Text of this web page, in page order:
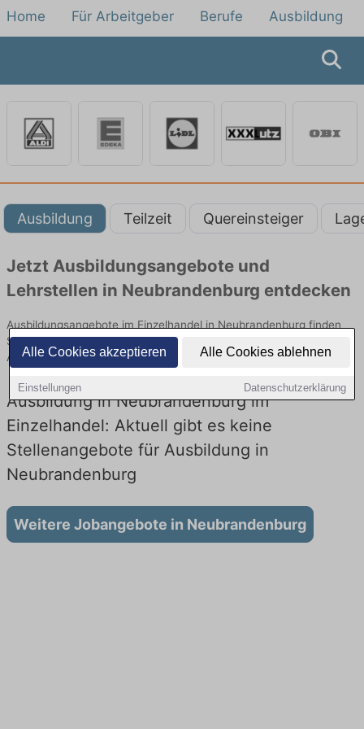
Alle Cookies akzeptieren Alle Cookies ablehnen
Einstellungen Datenschutzerklärung
Home Für Arbeitgeber Berufe Ausbildung
Ausbildung Teilzeit Quereinsteiger
Jetzt Ausbildungsangebote und
Lehrstellen in Neubrandenburg entdecken
Ausbildungsangebote im Einzelhandel in Neubrandenburg finden
Sie von namhaften Firmen. Entdecken Sie freie Optionen von Top-
Arbeitgebern und bewerben Sie sich noch heute.
Ausbildung in Neubrandenburg im
Einzelhandel: Aktuell gibt es keine
Stellenangebote für Ausbildung in
Neubrandenburg
Weitere Jobangebote in Neubrandenburg